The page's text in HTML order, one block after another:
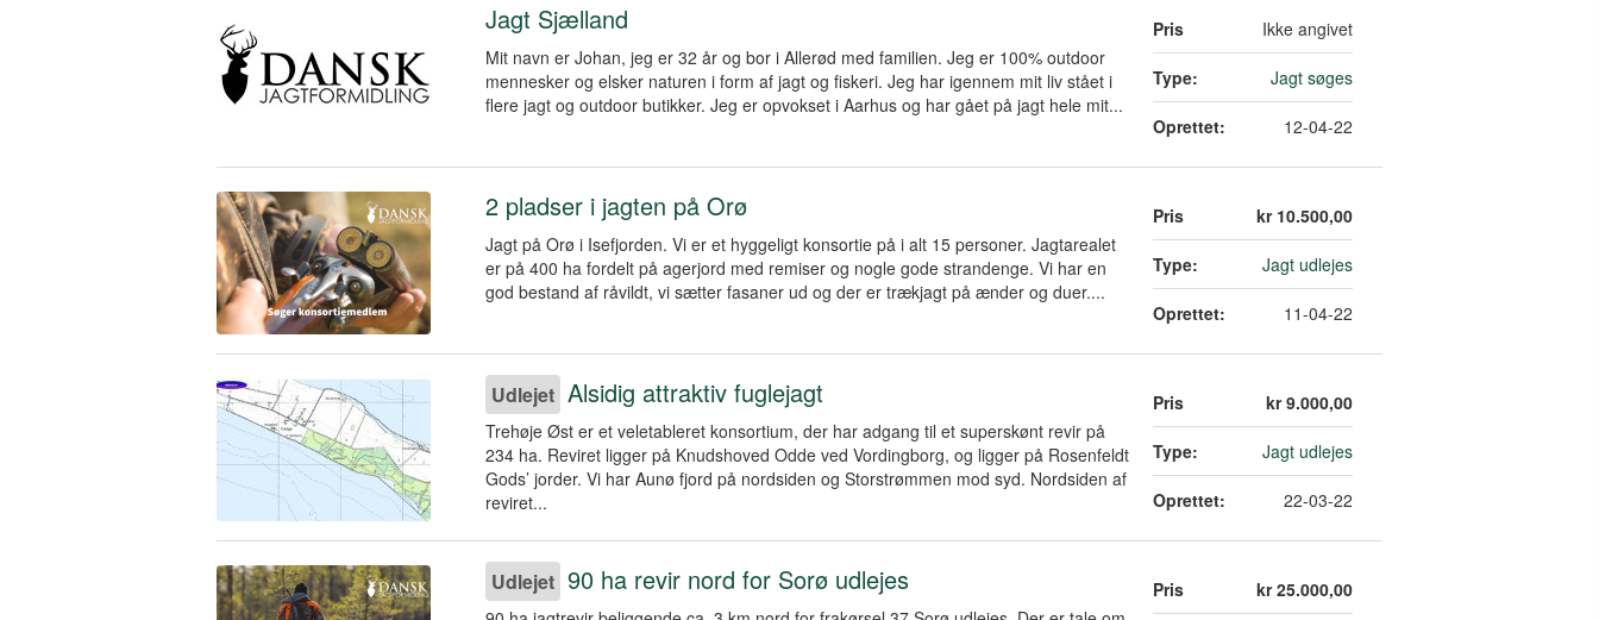
Jagt Sjælland
Mit navn er Johan, jeg er 32 år og bor i Allerød med familien. Jeg er 100% outdoor
mennesker og elsker naturen i form af jagt og fiskeri. Jeg har igennem mit liv stået i
flere jagt og outdoor butikker. Jeg er opvokset i Aarhus og har gået på jagt hele mit...
Pris Ikke angivet
Type: Jagt søges
Oprettet: 12-04-22
2 pladser i jagten på Orø
Jagt på Orø i Isefjorden. Vi er et hyggeligt konsortie på i alt 15 personer. Jagtarealet
er på 400 ha fordelt på agerjord med remiser og nogle gode strandenge. Vi har en
god bestand af råvildt, vi sætter fasaner ud og der er trækjagt på ænder og duer....
Pris kr 10.500,00
Type: Jagt udlejes
Oprettet: 11-04-22
Udlejet Alsidig attraktiv fuglejagt
Trehøje Øst er et veletableret konsortium, der har adgang til et superskønt revir på
234 ha. Reviret ligger på Knudshoved Odde ved Vordingborg, og ligger på Rosenfeldt
Gods’ jorder. Vi har Aunø fjord på nordsiden og Storstrømmen mod syd. Nordsiden af
reviret...
Pris kr 9.000,00
Type: Jagt udlejes
Oprettet: 22-03-22
Udlejet 90 ha revir nord for Sorø udlejes Pris kr 25.000,00